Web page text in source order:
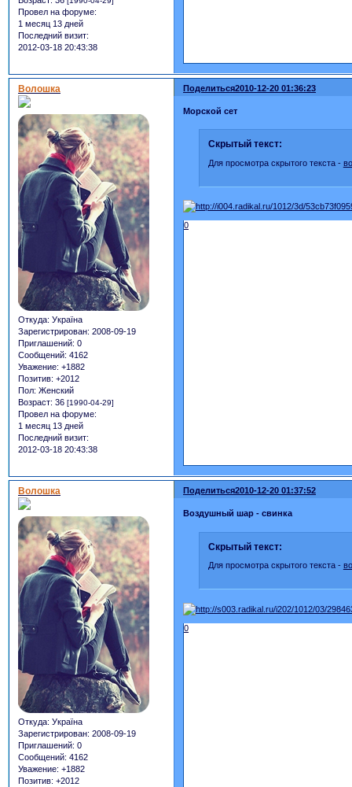
Провел на форуме:
1 месяц 13 дней
Последний визит:
2012-03-18 20:43:38
Поделиться2010-12-20 01:36:23
Волошка
Откуда: Україна
Зарегистрирован: 2008-09-19
Приглашений: 0
Сообщений: 4162
Уважение: +1882
Позитив: +2012
Пол: Женский
Возраст: 36 [1990-04-29]
Провел на форуме:
1 месяц 13 дней
Последний визит:
2012-03-18 20:43:38
Морской сет
Скрытый текст:
Для просмотра скрытого текста -
0
Поделиться2010-12-20 01:37:52
Волошка
Откуда: Україна
Зарегистрирован: 2008-09-19
Приглашений: 0
Сообщений: 4162
Уважение: +1882
Позитив: +2012
Воздушный шар - свинка
Скрытый текст:
Для просмотра скрытого текста -
0